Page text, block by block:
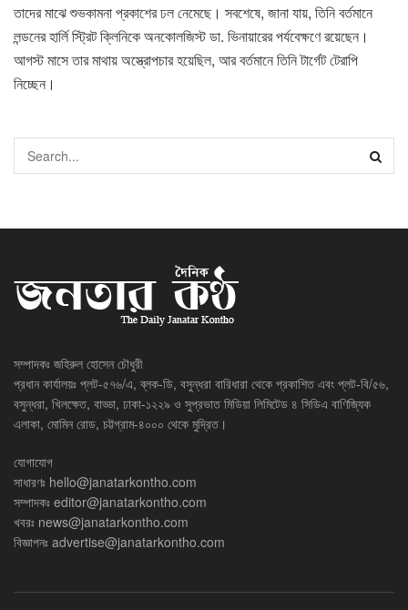
তাদের মাঝে শুভকামনা প্রকাশের ঢল নেমেছে। সবশেষে, জানা যায়, তিনি বর্তমানে
লন্ডনের হার্লি স্ট্রিট ক্লিনিকে অনকোলজিস্ট ডা. ভিনায়ারের পর্যবেক্ষণে রয়েছেন।
আগস্ট মাসে তার মাথায় অস্ত্রোপচার হয়েছিল, আর বর্তমানে তিনি টার্গেট টেরাপি
নিচ্ছেন।
সম্পাদকঃ জহিরুল হোসেন চৌধুরী
প্রধান কার্যালয়ঃ প্লট-৫৭৬/এ, ব্লক-ডি, বসুন্ধরা বারিধারা থেকে প্রকাশিত এবং প্লট-বি/৫৬,
বসুন্ধরা, খিলক্ষেত, বাড্ডা, ঢাকা-১২২৯ ও সুপ্রভাত মিডিয়া লিমিটেড ৪ সিডিএ বাণিজ্যিক
এলাকা, মোমিন রোড, চট্টগ্রাম-৪০০০ থেকে মুদ্রিত।
যোগাযোগ
সাধারণঃ hello@janatarkontho.com
সম্পাদকঃ editor@janatarkontho.com
খবরঃ news@janatarkontho.com
বিজ্ঞাপনঃ advertise@janatarkontho.com